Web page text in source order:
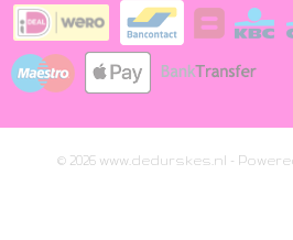
© 2026 www.dedurskes.nl -